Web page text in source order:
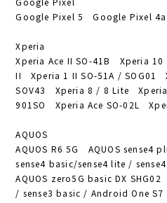
Google Pixel 5 Google Pixel 4a
Xperia
Xperia Ace II SO-41B Xperia
II Xperia 1 II SO-51A / SOG01
SOV43 Xperia 8 / 8 Lite Xperia
901SO Xperia Ace SO-02L
AQUOS
AQUOS R6 5G AQUOS sense4
sense4 basic/sense4 lite /
AQUOS zero5G basic DX
/ sense3 basic / Android One